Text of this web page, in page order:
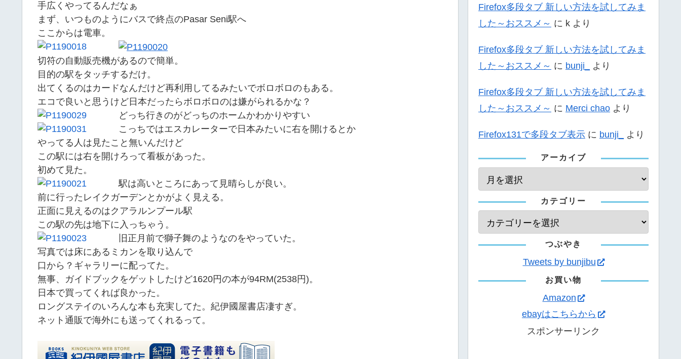
手広くやってるんだなぁ
まず、いつものようにバスで終点のPasar Seni駅へ
ここからは電車。
切符の自動販売機があるので簡単。
目的の駅をタッチするだけ。
出てくるのはカードなんだけど再利用してるみたいでボロボロのもある。
エコで良いと思うけど日本だったらボロボロのは嫌がられるかな？
どっち行きのがどっちのホームかわかりやすい
こっちではエスカレーターで日本みたいに右を開けるとか
やってる人は見たこと無いんだけど
この駅には右を開けろって看板があった。
初めて見た。
駅は高いところにあって見晴らしが良い。
前に行ったレイクガーデンとかがよく見える。
正面に見えるのはクアラルンプール駅
この駅の先は地下に入っちゃう。
旧正月前で獅子舞のようなのをやっていた。
写真では床にあるミカンを取り込んで
口から？ギャラリーに配ってた。
無事、ガイドブックをゲットしたけど1620円の本が94RM(2538円)。
日本で買ってくれば良かった。
ロングステイのいろんな本も充実してた。紀伊國屋書店凄すぎ。
ネット通販で海外にも送ってくれるって。
Firefox多段タブ 新しい方法を試してみま
した～おススメ～ に k より
Firefox多段タブ 新しい方法を試してみま
した～おススメ～ に bunji_ より
Firefox多段タブ 新しい方法を試してみま
した～おススメ～ に Merci chao より
Firefox131で多段タブ表示 に bunji_ より
アーカイブ
カテゴリー
つぶやき
Tweets by bunjibu
お買い物
Amazon
ebayはこちらから
スポンサーリンク